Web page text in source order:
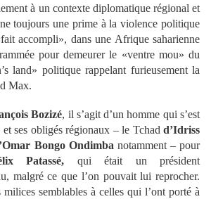
à un contexte diplomatique régional et
toujours une prime à la violence politique
accompli», dans une Afrique saharienne
pour demeurer le «ventre mou» du
land» politique rappelant furieusement la
Max.
Bozizé, il s’agit d’un homme qui s’est
ses obligés régionaux – le Tchad d’Idriss
Bongo Ondimba notamment – pour
Patassé, qui était un président
malgré ce que l’on pouvait lui reprocher.
semblables à celles qui l’ont porté à